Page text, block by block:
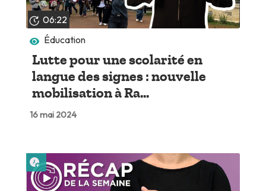
06:22
Éducation
Lutte pour une scolarité en
langue des signes : nouvelle
mobilisation à Ra...
16 mai 2024
Lire plus tard